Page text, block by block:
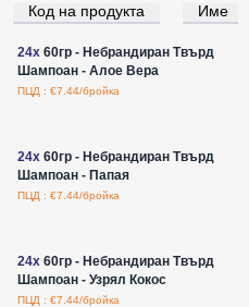
Код на продукта Име
Влезте за цени на едро
24x60гр - Небрандиран Твърд
Шампоан - Алое Вера
ПЦД : €7.44/бройка
24x60гр - Небрандиран Твърд
Шампоан - Папая
ПЦД : €7.44/бройка
24x60гр - Небрандиран Твърд
Шампоан - Узрял Кокос
ПЦД : €7.44/бройка